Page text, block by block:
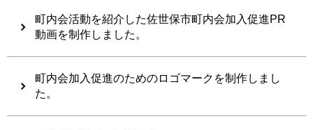
町内会活動を紹介した佐世保市町内会加入促進PR
動画を制作しました。
町内会加入促進のためのロゴマークを制作しまし
た。